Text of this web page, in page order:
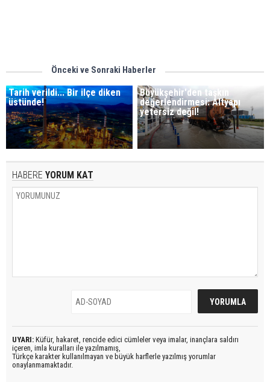
Önceki ve Sonraki Haberler
Tarih verildi... Bir ilçe diken
üstünde!
Büyükşehir'den taşkın
değerlendirmesi: Altyapı
yetersiz değil!
HABERE YORUM KAT
UYARI: Küfür, hakaret, rencide edici cümleler veya imalar, inançlara saldırı
içeren, imla kuralları ile yazılmamış,
Türkçe karakter kullanılmayan ve büyük harflerle yazılmış yorumlar
onaylanmamaktadır.